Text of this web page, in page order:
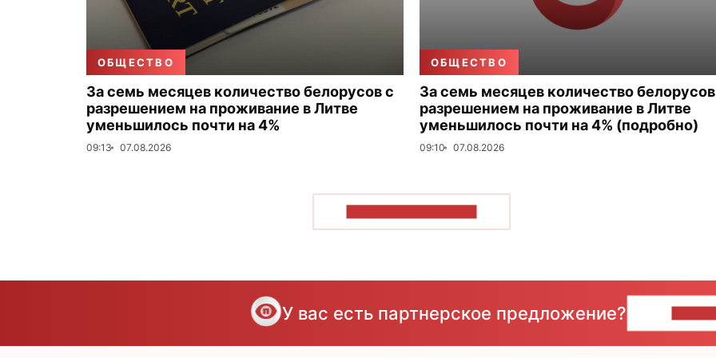
ОБЩЕСТВО
За семь месяцев количество белорусов с
разрешением на проживание в Литве
уменьшилось почти на 4%
09:13 07.08.2026
ОБЩЕСТВО
За семь месяцев количество
разрешением на проживание в Литве
уменьшилось почти на 4% (подробно)
09:10 07.08.2026
У вас есть партнерское предложение?